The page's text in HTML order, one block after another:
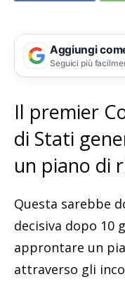
Aggiungi
Seguici più
Il premier
di Stati
un piano di
Questa sarebbe
decisiva dopo 10
approntare un
attraverso gli